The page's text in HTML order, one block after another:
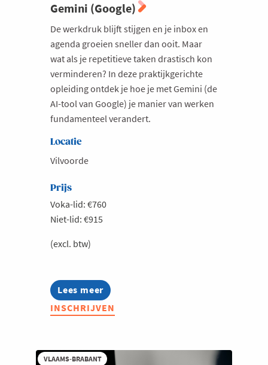
Gemini (Google)
De werkdruk blijft stijgen en je inbox en
agenda groeien sneller dan ooit. Maar
wat als je repetitieve taken drastisch kon
verminderen? In deze praktijkgerichte
opleiding ontdek je hoe je met Gemini (de
AI-tool van Google) je manier van werken
fundamenteel verandert.
Locatie
Vilvoorde
Prijs
Voka-lid: €760
Niet-lid: €915
(excl. btw)
Lees meer
about
Boost
je
(Google)
INSCHRIJVEN
VLAAMS-BRABANT